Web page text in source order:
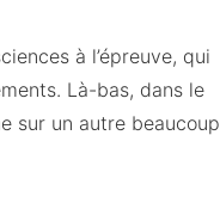
à l’épreuve, qui
Là-bas, dans le
sur un autre beaucoup